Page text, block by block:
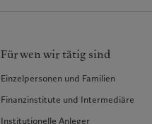
Für wen wir tätig sind
Einzelpersonen und Familien
Finanzinstitute und Intermediäre
Institutionelle Anleger